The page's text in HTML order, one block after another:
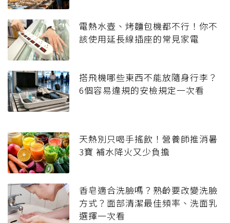
電熱水壺、烤麵包機都不行！你不
該使用延長線插座的常見家電
搭飛機哪些東西不能放隨身行李？
6個容易違規的安檢規定一次看
天熱別只喝手搖飲！營養師推消暑
3寶 補水降火又少負擔
香皂適合洗臉嗎？熟齡要改變洗臉
方式？面部清潔最佳頻率、洗面乳
選擇一次看